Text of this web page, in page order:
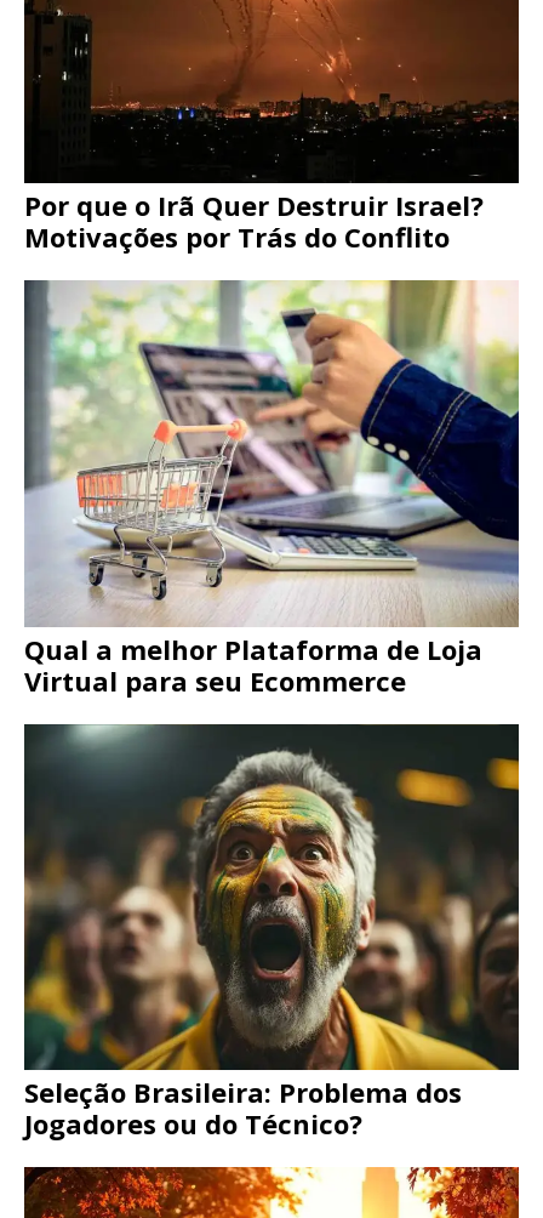
Por que o Irã Quer Destruir Israel?
Motivações por Trás do Conflito
Qual a melhor Plataforma de Loja
Virtual para seu Ecommerce
Seleção Brasileira: Problema dos
Jogadores ou do Técnico?